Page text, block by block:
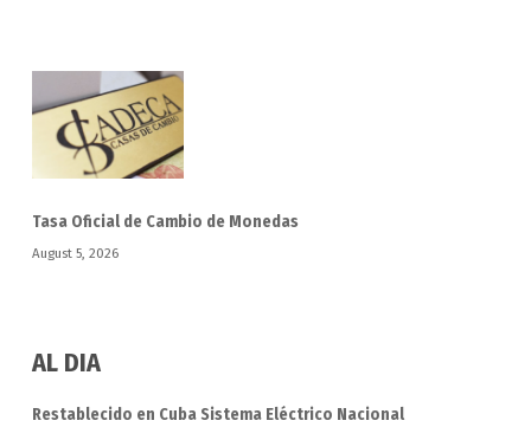
Tasa Oficial de Cambio de Monedas
August 5, 2026
AL DIA
Restablecido en Cuba Sistema Eléctrico Nacional